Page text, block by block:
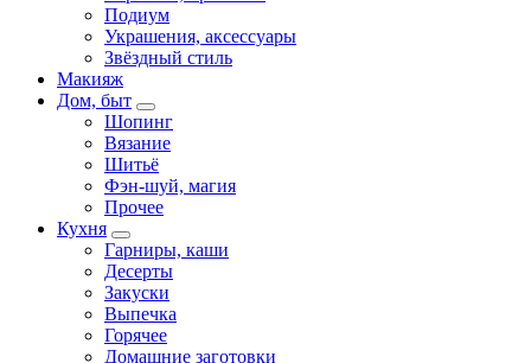
Подиум
Украшения, аксессуары
Звёздный стиль
Макияж
Дом, быт
Шопинг
Вязание
Шитьё
Фэн-шуй, магия
Прочее
Кухня
Гарниры, каши
Десерты
Закуски
Выпечка
Горячее
Домашние заготовки